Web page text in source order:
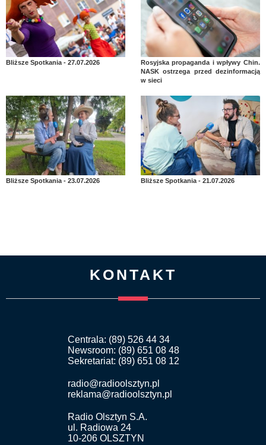
Bliższe Spotkania - 27.07.2026
Rosyjska propaganda i wpływy Chin.
NASK ostrzega przed dezinformacją
w sieci
Bliższe Spotkania - 23.07.2026 Bliższe Spotkania - 21.07.2026
KONTAKT
Centrala: (89) 526 44 34
Newsroom: (89) 651 08 48
Sekretariat: (89) 651 08 12
radio@radioolsztyn.pl
reklama@radioolsztyn.pl
Radio Olsztyn S.A.
ul. Radiowa 24
10-206 OLSZTYN